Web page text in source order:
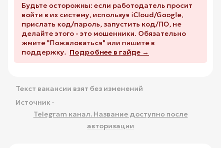
Будьте осторожны: если работодатель просит
войти в их систему, используя iCloud/Google,
прислать код/пароль, запустить код/ПО, не
делайте этого - это мошенники. Обязательно
жмите "Пожаловаться" или пишите в
поддержку. Подробнее в гайде →
Текст вакансии взят без изменений
Источник -
Telegram канал. Название доступно после
авторизации